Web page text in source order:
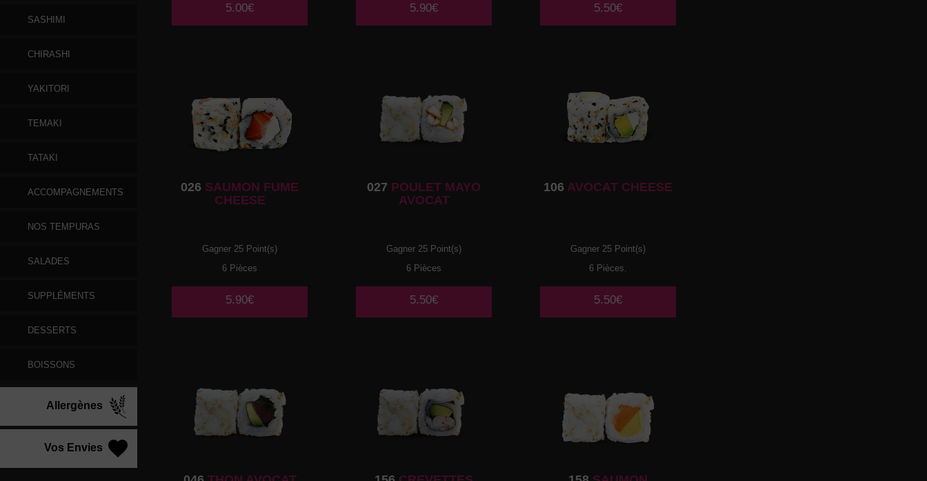
SASHIMI
CHIRASHI
YAKITORI
TEMAKI
TATAKI
ACCOMPAGNEMENTS
NOS TEMPURAS
SALADES
SUPPLÉMENTS
DESSERTS
BOISSONS
Allergènes
Vos Envies
5.00€ 5.90€ 5.50€
026 SAUMON FUME
CHEESE
Gagner 25 Point(s)
6 Pièces
5.90€
027 POULET MAYO
AVOCAT
Gagner 25 Point(s)
6 Pièces
5.50€
106 AVOCAT CHEESE
Gagner 25 Point(s)
6 Pièces.
5.50€